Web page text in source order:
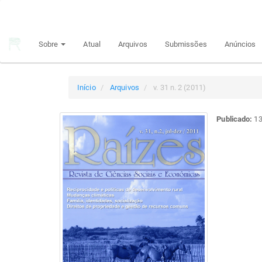
principal
Sobre Atual Arquivos Submissões Anúncios
Início Arquivos v. 31 n. 2 (2011)
Publicado: